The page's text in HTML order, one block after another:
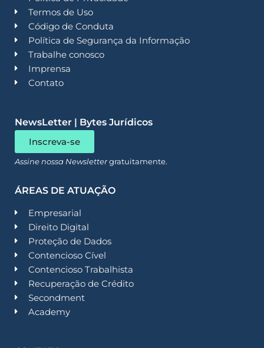
Termos de Uso
Código de Conduta
Política de Segurança da Informação
Trabalhe conosco
Imprensa
Contato
NewsLetter | Bytes Jurídicos
Inscreva-se
Assine nossa Newslettergratuitamente.
ÁREAS DE ATUAÇÃO
Empresarial
Direito Digital
Proteção de Dados
Contencioso Cível
Contencioso Trabalhista
Recuperação de Crédito
Secondment
Academy